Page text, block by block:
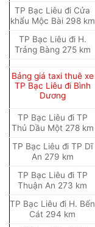
TP Bạc Liêu đi Cửa
khẩu Mộc Bài 298 km
TP Bạc Liêu đi H.
Trảng Bàng 275 km
Bảng giá taxi thuê xe
TP Bạc Liêu đi Bình
Dương
TP Bạc Liêu đi TP
Thủ Dầu Một 278 km
TP Bạc Liêu đi TP Dĩ
An 279 km
TP Bạc Liêu đi TP
Thuận An 273 km
TP Bạc Liêu đi H. Bến
Cát 294 km